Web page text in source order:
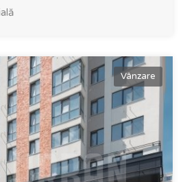
Vânzare